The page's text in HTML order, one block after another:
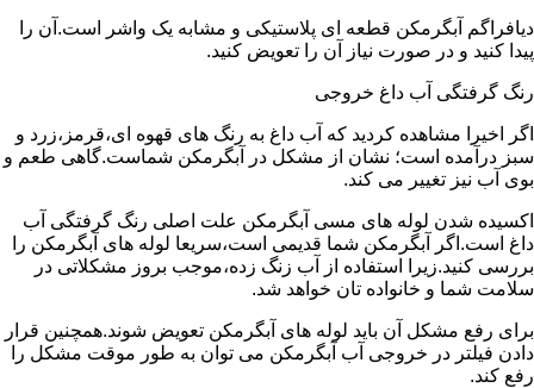
دیافراگم آبگرمکن قطعه ای پلاستیکی و مشابه یک واشر است.آن را
پیدا کنید و در صورت نیاز آن را تعویض کنید.
رنگ گرفتگی آب داغ خروجی
اگر اخیرا مشاهده کردید که آب داغ به رنگ های قهوه ای،قرمز،زرد و
سبز درآمده است؛ نشان از مشکل در آبگرمکن شماست.گاهی طعم و
بوی آب نیز تغییر می کند.
اکسیده شدن لوله های مسی آبگرمکن علت اصلی رنگ گرفتگی آب
داغ است.اگر آبگرمکن شما قدیمی است،سریعا لوله های آبگرمکن را
بررسی کنید.زیرا استفاده از آب زنگ زده،موجب بروز مشکلاتی در
سلامت شما و خانواده تان خواهد شد.
برای رفع مشکل آن باید لوله های آبگرمکن تعویض شوند.همچنین قرار
دادن فیلتر در خروجی آب آبگرمکن می توان به طور موقت مشکل را
رفع کند.